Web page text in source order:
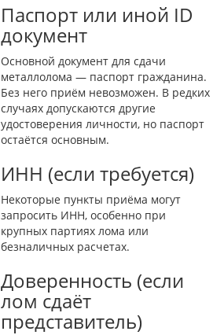
Паспорт или иной ID
документ
Основной документ для сдачи
металлолома — паспорт гражданина.
Без него приём невозможен. В редких
случаях допускаются другие
удостоверения личности, но паспорт
остаётся основным.
ИНН (если требуется)
Некоторые пункты приёма могут
запросить ИНН, особенно при
крупных партиях лома или
безналичных расчетах.
Доверенность (если
лом сдаёт
представитель)